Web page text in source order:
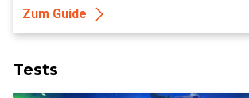
Zum Guide
Tests